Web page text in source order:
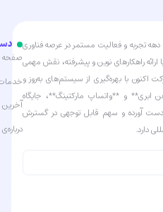
تجربه و فعالیت مستمر در عرصه فناوری
راهکارهای نوین و پیشرفته، نقش مهمی
اکنون با بهره‌گیری از سیستم‌های به‌روز و
ابری** و **واتساپ مارکتینگ**، جایگاه
دست آورده و سهم قابل توجهی در گسترش
دارد.
صفحه
آخرین